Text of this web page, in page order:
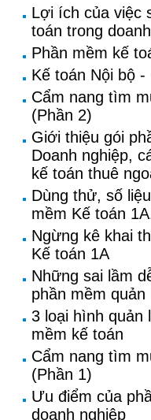
Lợi ích của việc
toán trong
Phần mềm kế
Kế toán Nội bộ
Cẩm nang tìm
(Phần 2)
Giới thiệu gói
Doanh nghiệp,
kế toán thuê
Dùng thử, số
mềm Kế toán
Ngừng kê khai
Kế toán 1A
Những sai lầm
phần mềm quản
3 loại hình quản
mềm kế toán
Cẩm nang tìm
(Phần 1)
Ưu điểm của
doanh nghiệp